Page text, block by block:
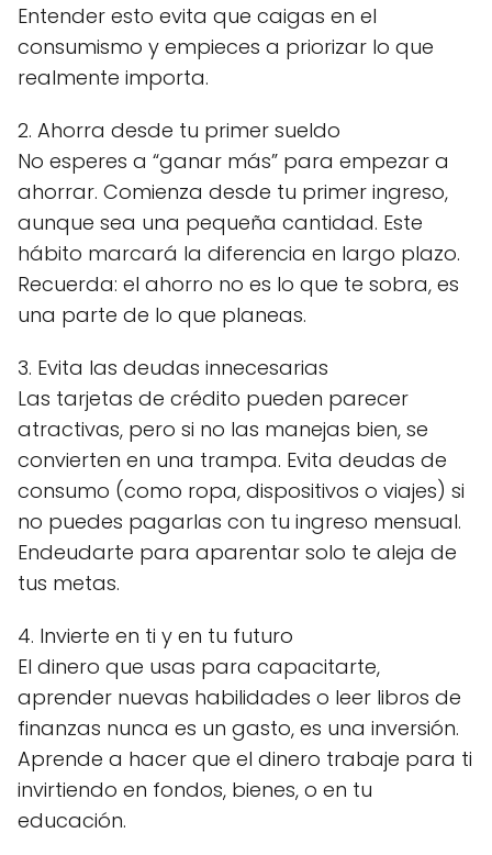
Entender esto evita que caigas en el
consumismo y empieces a priorizar lo que
realmente importa.
2. Ahorra desde tu primer sueldo
No esperes a “ganar más” para empezar a
ahorrar. Comienza desde tu primer ingreso,
aunque sea una pequeña cantidad. Este
hábito marcará la diferencia en largo plazo.
Recuerda: el ahorro no es lo que te sobra, es
una parte de lo que planeas.
3. Evita las deudas innecesarias
Las tarjetas de crédito pueden parecer
atractivas, pero si no las manejas bien, se
convierten en una trampa. Evita deudas de
consumo (como ropa, dispositivos o viajes) si
no puedes pagarlas con tu ingreso mensual.
Endeudarte para aparentar solo te aleja de
tus metas.
4. Invierte en ti y en tu futuro
El dinero que usas para capacitarte,
aprender nuevas habilidades o leer libros de
finanzas nunca es un gasto, es una inversión.
Aprende a hacer que el dinero trabaje para ti
invirtiendo en fondos, bienes, o en tu
educación.